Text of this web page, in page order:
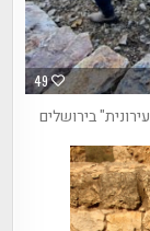
49
בירושלים